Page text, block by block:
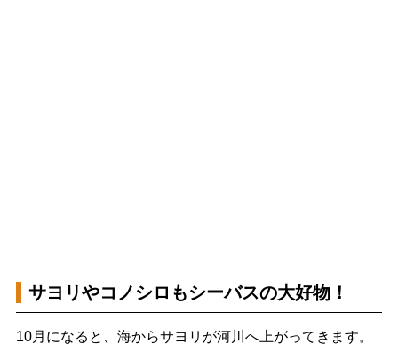
サヨリやコノシロもシーバスの大好物！
10月になると、海からサヨリが河川へ上がってきます。